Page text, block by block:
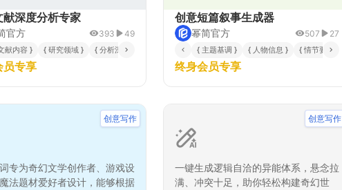
} { 期望的最终用途 } { 原文存在的主要问题自评 }
献深度分析专家
官方 393 49
献内容 } { 研究领域 } { 分析深度 }
员专享
素，系统将构建具有起承转合的完整故
事框架，确保叙事逻辑严密且情感表达
丰富。该模板特别适用于社交媒体短视
频脚本、品牌广告故事、创意营销内容
等场景，能够帮助内容创作者快速产出
制，确保每个叙事环节都经过精心设计
和逻辑验证，输出结果具备专业水准和
实际应用价值。
创意短篇叙事生成器
幂简官方 507 27
{ 主题基调 } { 人物信息 } { 情节要素 }
终身会员专享
专为奇幻文学创作者、游戏设
法题材爱好者设计，能够根据
创意写作
一键生成逻辑自洽的异能体系，悬念拉
满、冲突十足，助你轻松构建奇幻世
创意写作